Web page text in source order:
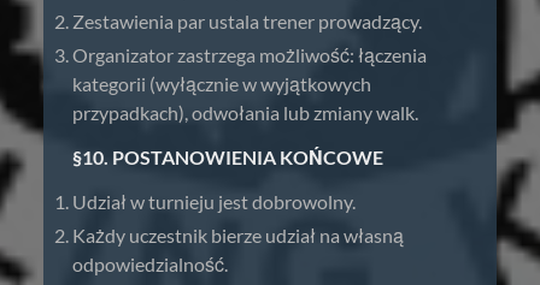
Zestawienia par ustala trener prowadzący.
Organizator zastrzega możliwość: łączenia
kategorii (wyłącznie w wyjątkowych
przypadkach), odwołania lub zmiany walk.
§10. POSTANOWIENIA KOŃCOWE
Udział w turnieju jest dobrowolny.
Każdy uczestnik bierze udział na własną
odpowiedzialność.